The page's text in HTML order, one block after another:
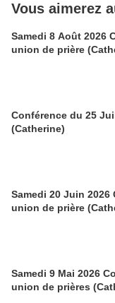
Vous aimerez
Samedi 8 Août 2026
union de prière
Conférence du 25
(Catherine)
Samedi 20 Juin 2026
union de prière
Samedi 9 Mai 2026
union de prières